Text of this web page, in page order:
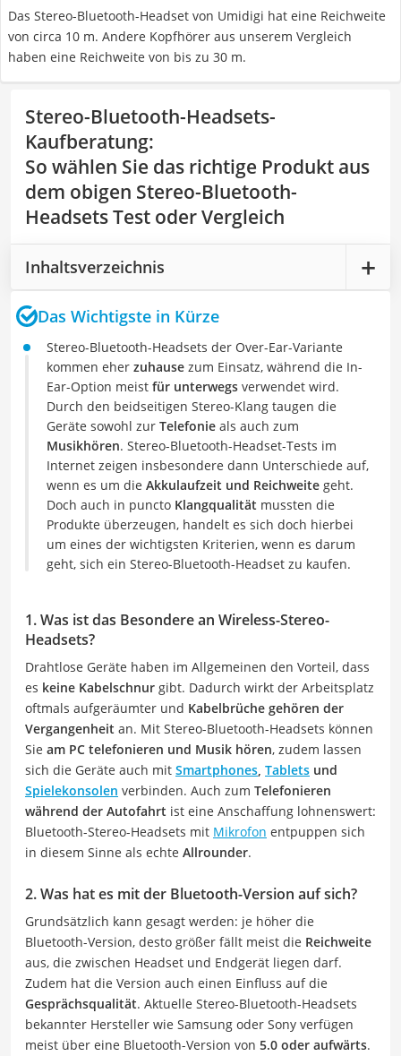
Das Stereo-Bluetooth-Headset von Umidigi hat eine Reichweite
von circa 10 m. Andere Kopfhörer aus unserem Vergleich
haben eine Reichweite von bis zu 30 m.
Stereo-Bluetooth-Headsets-
Kaufberatung:
So wählen Sie das richtige Produkt aus
dem obigen Stereo-Bluetooth-
Headsets Test oder Vergleich
Inhaltsverzeichnis
Das Wichtigste in Kürze
Stereo-Bluetooth-Headsets der Over-Ear-Variante
kommen eher zuhause zum Einsatz, während die In-
Ear-Option meist für unterwegs verwendet wird.
Durch den beidseitigen Stereo-Klang taugen die
Geräte sowohl zur Telefonie als auch zum
Musikhören. Stereo-Bluetooth-Headset-Tests im
Internet zeigen insbesondere dann Unterschiede auf,
wenn es um die Akkulaufzeit und Reichweite geht.
Doch auch in puncto Klangqualität mussten die
Produkte überzeugen, handelt es sich doch hierbei
um eines der wichtigsten Kriterien, wenn es darum
geht, sich ein Stereo-Bluetooth-Headset zu kaufen.
1. Was ist das Besondere an Wireless-Stereo-
Headsets?
Drahtlose Geräte haben im Allgemeinen den Vorteil, dass
es keine Kabelschnur gibt. Dadurch wirkt der Arbeitsplatz
oftmals aufgeräumter und Kabelbrüche gehören der
Vergangenheit an. Mit Stereo-Bluetooth-Headsets können
Sie am PC telefonieren und Musik hören, zudem lassen
sich die Geräte auch mit Smartphones, Tablets und
Spielekonsolen verbinden. Auch zum Telefonieren
während der Autofahrt ist eine Anschaffung lohnenswert:
Bluetooth-Stereo-Headsets mit Mikrofon entpuppen sich
in diesem Sinne als echte Allrounder.
2. Was hat es mit der Bluetooth-Version auf sich?
Grundsätzlich kann gesagt werden: je höher die
Bluetooth-Version, desto größer fällt meist die Reichweite
aus, die zwischen Headset und Endgerät liegen darf.
Zudem hat die Version auch einen Einfluss auf die
Gesprächsqualität. Aktuelle Stereo-Bluetooth-Headsets
bekannter Hersteller wie Samsung oder Sony verfügen
meist über eine Bluetooth-Version von 5.0 oder aufwärts.